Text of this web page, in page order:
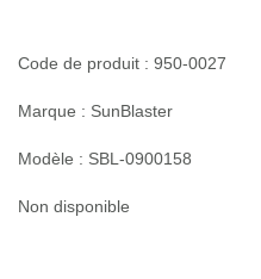
Code de produit : 950-0027
Marque : SunBlaster
Modèle : SBL-0900158
Non disponible